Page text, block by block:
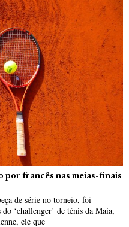
por francês nas meias-finais
de série no torneio, foi
‘challenger’ de ténis da Maia,
ele que